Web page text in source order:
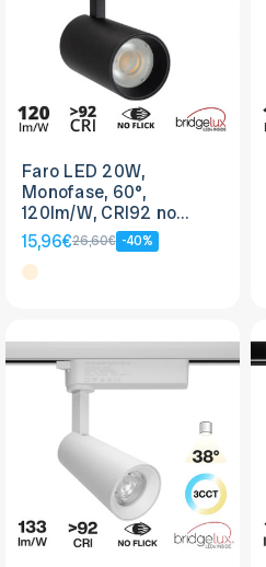
Faro LED 20W,
Monofase, 60°,
120lm/W, CRI92 no
Flickering - BRIDGELUX
LED
15,96€26,60€ -40%